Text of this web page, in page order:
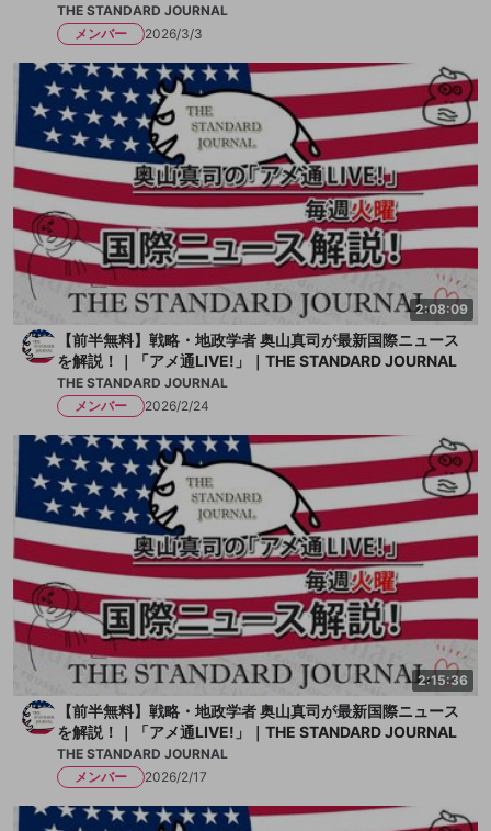
THE STANDARD JOURNAL
メンバー
2026/3/3
2:08:09
【前半無料】戦略・地政学者 奥山真司が最新国際ニュース
を解説！｜「アメ通LIVE!」｜THE STANDARD JOURNAL
THE STANDARD JOURNAL
メンバー
2026/2/24
2:15:36
【前半無料】戦略・地政学者 奥山真司が最新国際ニュース
を解説！｜「アメ通LIVE!」｜THE STANDARD JOURNAL
THE STANDARD JOURNAL
メンバー
2026/2/17